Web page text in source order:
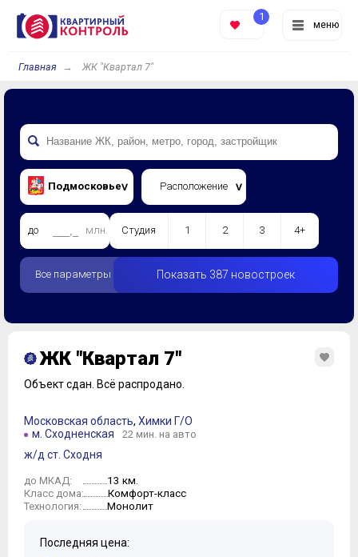
меню
1
Главная ЖК "Квартал 7"
Подмосковье Расположение
до млн. Студия 1 2 3 4+
Все параметры Показать 387 новостроек
ЖК "Квартал 7"
Объект сдан. Всё распродано.
Московская область, Химки Г/О
м. Сходненская
22 мин. на авто
ж/д ст. Сходня
до МКАД: 13 км.
Класс дома: Комфорт-класс
Технология: Монолит
Последняя цена: